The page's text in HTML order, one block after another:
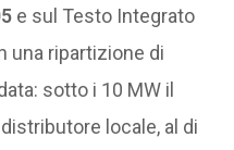
e sul Testo Integrato
una ripartizione di
sotto i 10 MW il
locale, al di